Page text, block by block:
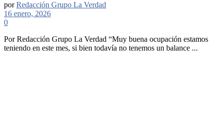
por Redacción Grupo La Verdad
16 enero, 2026
0
Por Redacción Grupo La Verdad “Muy buena ocupación estamos
teniendo en este mes, si bien todavía no tenemos un balance ...